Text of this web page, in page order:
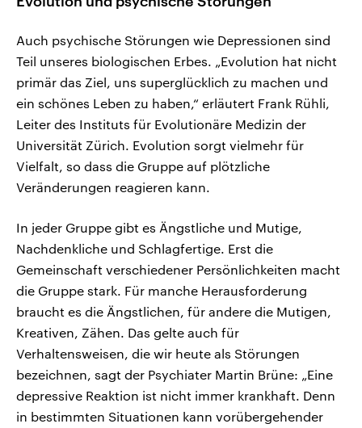
Auch psychische Störungen wie Depressionen sind
Teil unseres biologischen Erbes. „Evolution hat nicht
primär das Ziel, uns superglücklich zu machen und
ein schönes Leben zu haben,“ erläutert Frank Rühli,
Leiter des Instituts für Evolutionäre Medizin der
Universität Zürich. Evolution sorgt vielmehr für
Vielfalt, so dass die Gruppe auf plötzliche
Veränderungen reagieren kann.
In jeder Gruppe gibt es Ängstliche und Mutige,
Nachdenkliche und Schlagfertige. Erst die
Gemeinschaft verschiedener Persönlichkeiten macht
die Gruppe stark. Für manche Herausforderung
braucht es die Ängstlichen, für andere die Mutigen,
Kreativen, Zähen. Das gelte auch für
Verhaltensweisen, die wir heute als Störungen
bezeichnen, sagt der Psychiater Martin Brüne: „Eine
depressive Reaktion ist nicht immer krankhaft. Denn
in bestimmten Situationen kann vorübergehender